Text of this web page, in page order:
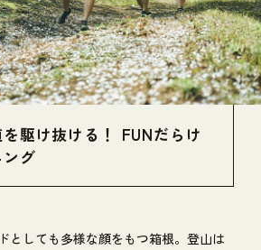
駆け抜ける！ FUNだらけ
グ
としても多様な顔をもつ箱根。登山は